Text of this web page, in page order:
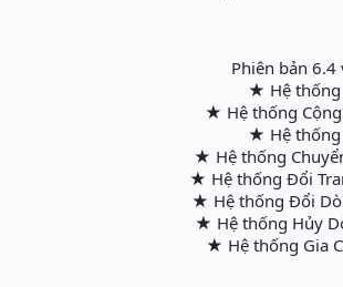
Phiên bản
★ Hệ thống
★ Hệ thống
★ Hệ thống
★ Hệ thống
★ Hệ thống Đổi
★ Hệ thống Đổi
★ Hệ thống Hủy
★ Hệ thống Gia